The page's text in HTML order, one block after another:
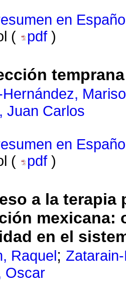
en
(
pdf )
Juan Carlos
en
(
pdf )
a la terapia
mexicana:
en el
Raquel ;
Oscar